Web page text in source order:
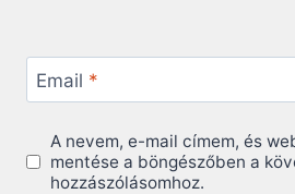
Email *
A nevem, e-mail címem, és
mentése a böngészőben a
hozzászólásomhoz.